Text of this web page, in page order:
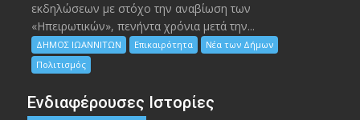
εκδηλώσεων με στόχο την αναβίωση των
«Ηπειρωτικών», πενήντα χρόνια μετά την...
ΔΗΜΟΣ ΙΩΑΝΝΙΤΩΝ Επικαιρότητα
Νέα των Δήμων
Πολιτισμός
Ενδιαφέρουσες Ιστορίες